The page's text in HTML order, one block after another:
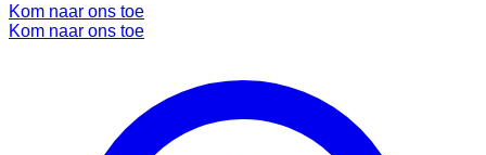
Kom naar ons toe
Kom naar ons toe